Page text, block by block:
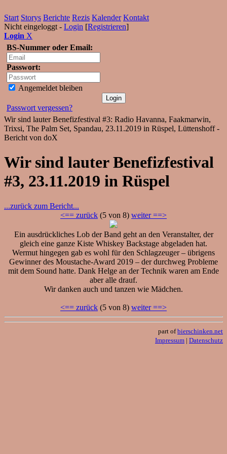
Start Storys Berichte Rezis Kalender Kontakt
Nicht eingeloggt - Login [Registrieren]
Login X
BS-Nummer oder Email:
Passwort:
Angemeldet bleiben
Passwort vergessen?
Wir sind lauter Benefizfestival #3: Radio Havanna, Faakmarwin,
Trixsi, The Palm Set, Spandau, 23.11.2019 in Rüspel, Lüttenshoff -
Bericht von doX
Wir sind lauter Benefizfestival
#3, 23.11.2019 in Rüspel
...zurück zum Bericht...
<== zurück (5 von 8) weiter ==>
Ein ausdrückliches Lob der Band geht an den Veranstalter, der
gleich eine ganze Kiste Whiskey Backstage abgeladen hat.
Wermut hingegen gab es wohl für den Schlagzeuger – übrigens
Gewinner des Moustache-Award 2019 – der durchweg Probleme
mit dem Sound hatte. Dank Helge an der Technik waren am Ende
aber alle drauf.
Wir danken auch und tanzen wie Mädchen.
<== zurück (5 von 8) weiter ==>
part ofbierschinken.net
Impressum | Datenschutz